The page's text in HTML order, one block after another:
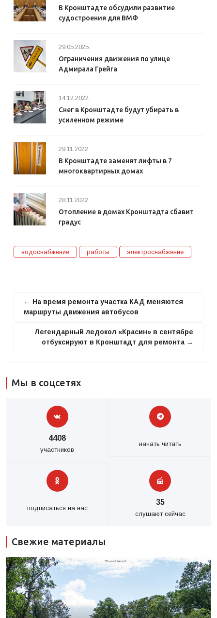
В Кронштадте обсудили развитие
судостроения для ВМФ
29.05.2025.
Ограничения движения по улице
Адмирала Грейга
14.12.2022.
Снег в Кронштадте будут убирать в
усиленном режиме
29.11.2022.
В Кронштадте заменят лифты в 7
многоквартирных домах
28.11.2022.
Отопление в домах Кронштадта сбавит
градус
водоснабжение работы электроснабжение
← На время ремонта участка КАД меняются
маршруты движения автобусов
Легендарный ледокол «Красин» в сентябре
отбуксируют в Кронштадт для ремонта →
Мы в соцсетях
4408
участников
начать читать
подписаться на нас
35
слушают сейчас
Свежие материалы